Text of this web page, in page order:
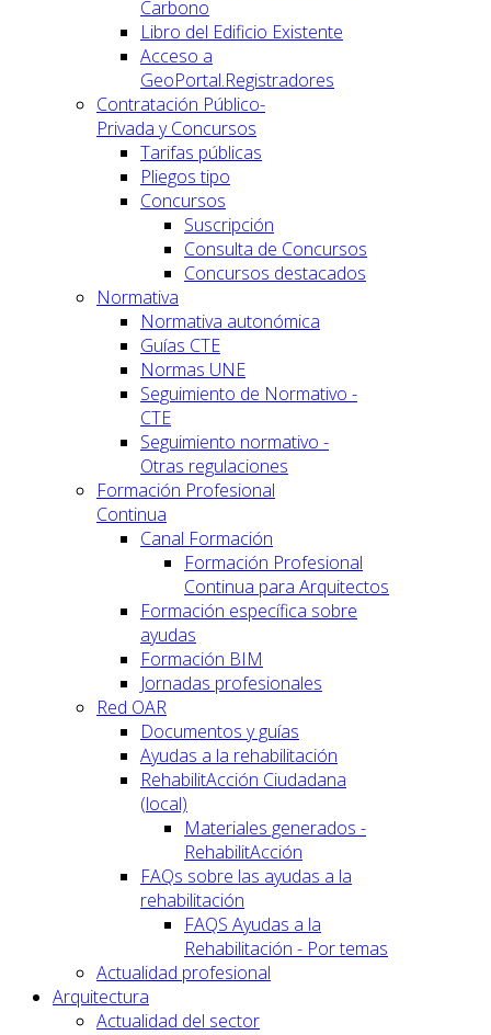
Carbono
Libro del Edificio Existente
Acceso a
GeoPortal.Registradores
Contratación Público-
Privada y Concursos
Tarifas públicas
Pliegos tipo
Concursos
Suscripción
Consulta de Concursos
Concursos destacados
Normativa
Normativa autonómica
Guías CTE
Normas UNE
Seguimiento de Normativo -
CTE
Seguimiento normativo -
Otras regulaciones
Formación Profesional
Continua
Canal Formación
Formación Profesional
Continua para Arquitectos
Formación específica sobre
ayudas
Formación BIM
Jornadas profesionales
Red OAR
Documentos y guías
Ayudas a la rehabilitación
RehabilitAcción Ciudadana
(local)
Materiales generados -
RehabilitAcción
FAQs sobre las ayudas a la
rehabilitación
FAQS Ayudas a la
Rehabilitación - Por temas
Actualidad profesional
Arquitectura
Actualidad del sector